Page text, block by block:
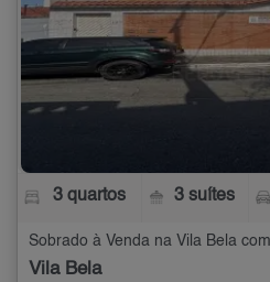
3 quartos 3 suítes
Sobrado à Venda na Vila Bela
Vila Bela